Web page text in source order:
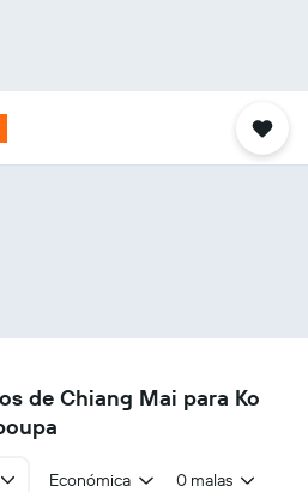
de Chiang Mai para Ko
Económica 0 malas